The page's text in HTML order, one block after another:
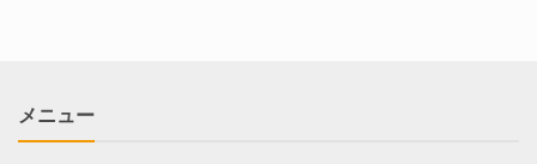
メニュー